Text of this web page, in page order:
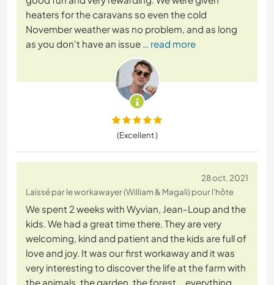
heaters for the caravans so even the cold
November weather was no problem, and as long
as you don't have an issue … read more
(Excellent )
28 oct. 2021
Laissé par le workawayer (William & Magali) pour l'hôte
We spent 2 weeks with Wyvian, Jean-Loup and the
kids. We had a great time there. They are very
welcoming, kind and patient and the kids are full of
love and joy. It was our first workaway and it was
very interesting to discover the life at the farm with
the animals, the garden, the forest... everything